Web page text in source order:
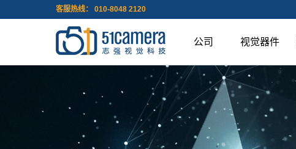
客服热线： 010-8048 2120
公司 视觉器件